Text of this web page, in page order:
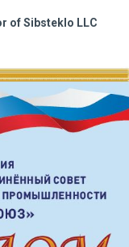
of Sibsteklo LLC